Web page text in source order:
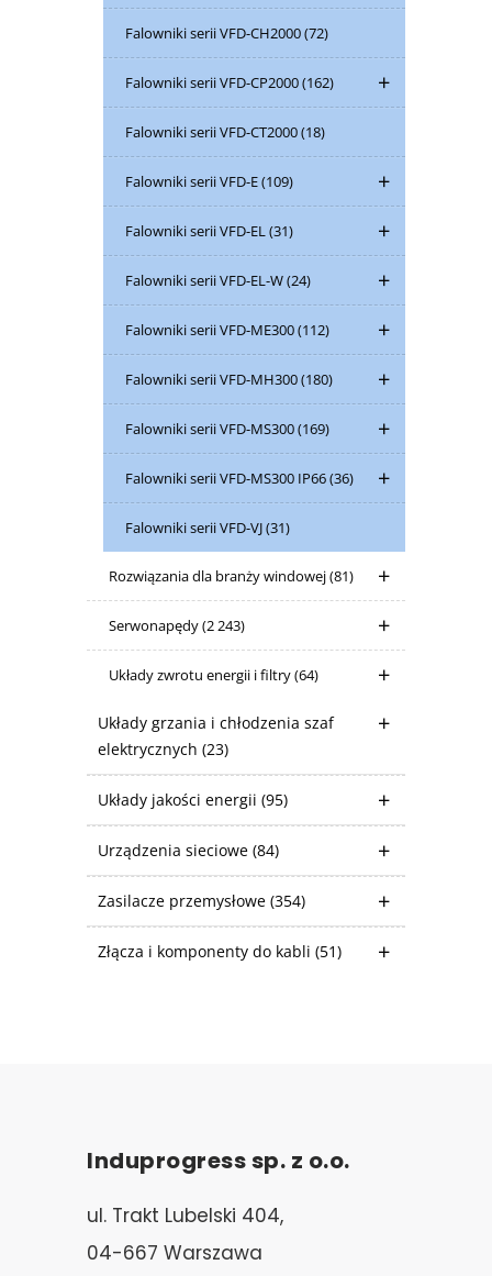
Falowniki serii VFD-CH2000(72)
Falowniki serii VFD-CP2000(162)
Falowniki serii VFD-CT2000(18)
Falowniki serii VFD-E(109)
Falowniki serii VFD-EL(31)
Falowniki serii VFD-EL-W(24)
Falowniki serii VFD-ME300(112)
Falowniki serii VFD-MH300(180)
Falowniki serii VFD-MS300(169)
Falowniki serii VFD-MS300 IP66(36)
Falowniki serii VFD-VJ(31)
Rozwiązania dla branży windowej(81)
Serwonapędy(2 243)
Układy zwrotu energii i filtry(64)
Układy grzania i chłodzenia szaf
elektrycznych (23)
Układy jakości energii (95)
Urządzenia sieciowe (84)
Zasilacze przemysłowe (354)
Złącza i komponenty do kabli (51)
Induprogress sp. z o.o.
ul. Trakt Lubelski 404,
04-667 Warszawa